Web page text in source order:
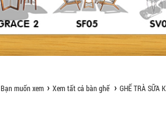
Bạn muốn xem Xem tất cả bàn ghế GHẾ TRÀ SỮA